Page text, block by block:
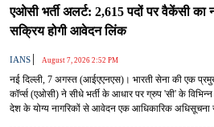
एओसी भर्ती अलर्ट: 2,615 पदों पर वैकेंसी का
सक्रिय होगी आवेदन लिंक
IANS | August 7, 2026 2:52 PM
नई दिल्ली, 7 अगस्त (आईएएनएस)। भारती सेना की एक
कॉर्प्स (एओसी) ने सीधे भर्ती के आधार पर ग्रुप 'सी' के
देश के योग्य नागरिकों से आवेदन एक आधिकारिक अधिसूचना